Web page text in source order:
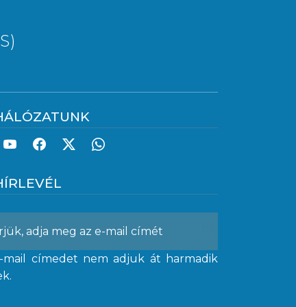
mail címedet nem adjuk át harmadik